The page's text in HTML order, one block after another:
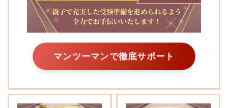
マンツーマンで徹底サポート